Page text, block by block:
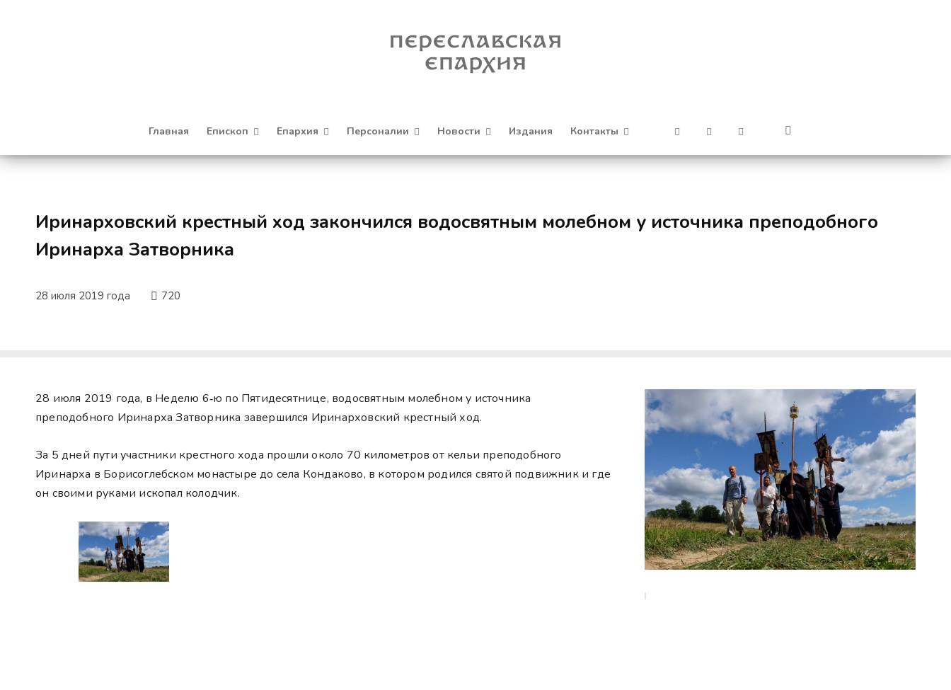
Главная Епископ Епархия Персоналии Новости Издания Контакты
Иринарховский крестный ход закончился водосвятным молебном у источника преподобного
Иринарха Затворника
28 июля 2019 года 720
28 июля 2019 года, в Неделю 6‑ю по Пятидесятнице, водосвятным молебном у источника
преподобного Иринарха Затворника завершился Иринарховский крестный ход.
За 5 дней пути участники крестного хода прошли около 70 километров от кельи преподобного
Иринарха в Борисоглебском монастыре до села Кондаково, в котором родился святой подвижник и где
он своими руками ископал колодчик.